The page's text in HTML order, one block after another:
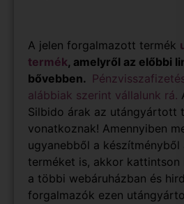
A jelen forgalmazott termék
termék, amelyről az előbbi
bővebben.
alábbiak szerint vállalunk rá.
Silbido árak az utángyártott
vonatkoznak! Amennyiben
ugyanebből a készítményből
terméket is, akkor kattintson
a többi webáruházban és
forgalmazók ezen